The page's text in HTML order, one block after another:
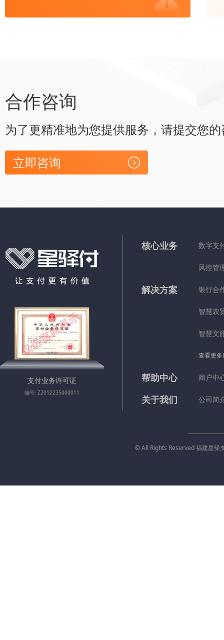
合作咨询
为了更精准地为您提供服务，请提交您
立即咨询
支付业务许可证
编号: Z2012235000011
核心业务 数字支
风控管
解决方案 银行合
智慧农
智慧文
查看更
帮助中心 商户中
关于我们 公司简
© All Rights Reserved 福建星驿